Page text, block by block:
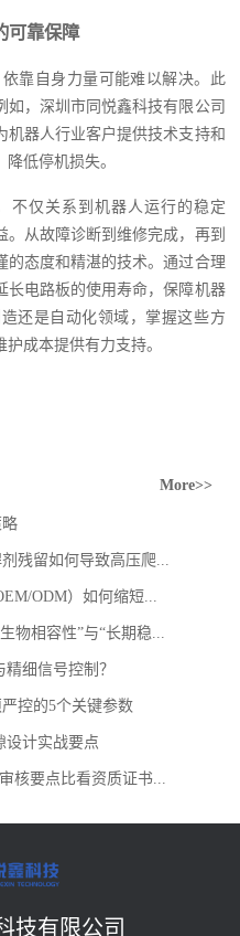
可靠保障
靠自身力量可能难以解决。此
如，深圳市同悦鑫科技有限公司
机器人行业客户提供技术支持和
低停机损失。
不仅关系到机器人运行的稳定
从故障诊断到维修完成，再到
的态度和精湛的技术。通过合理
长电路板的使用寿命，保障机器
还是自动化领域，掌握这些方
成本提供有力支持。
More>>
残留如何导致高压爬...
ODM）如何缩短...
物相容性”与“长期稳...
细信号控制？
控的5个关键参数
设计实战要点
核要点比看资质证书...
技有限公司